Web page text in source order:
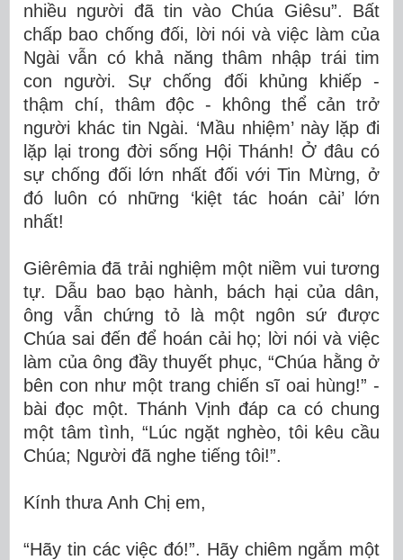
nhiều người đã tin vào Chúa Giêsu”. Bất
chấp bao chống đối, lời nói và việc làm của
Ngài vẫn có khả năng thâm nhập trái tim
con người. Sự chống đối khủng khiếp -
thậm chí, thâm độc - không thể cản trở
người khác tin Ngài. ‘Mầu nhiệm’ này lặp đi
lặp lại trong đời sống Hội Thánh! Ở đâu có
sự chống đối lớn nhất đối với Tin Mừng, ở
đó luôn có những ‘kiệt tác hoán cải’ lớn
nhất!
Giêrêmia đã trải nghiệm một niềm vui tương
tự. Dẫu bao bạo hành, bách hại của dân,
ông vẫn chứng tỏ là một ngôn sứ được
Chúa sai đến để hoán cải họ; lời nói và việc
làm của ông đầy thuyết phục, “Chúa hằng ở
bên con như một trang chiến sĩ oai hùng!” -
bài đọc một. Thánh Vịnh đáp ca có chung
một tâm tình, “Lúc ngặt nghèo, tôi kêu cầu
Chúa; Người đã nghe tiếng tôi!”.
Kính thưa Anh Chị em,
“Hãy tin các việc đó!”. Hãy chiêm ngắm một